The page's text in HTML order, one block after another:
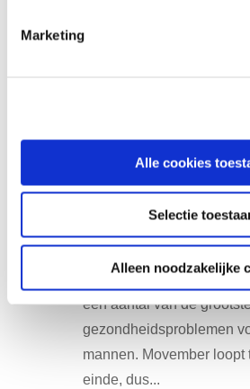
Marketing
Alle cookies
Selectie
Alleen noodzakelijke
Movember
By hannah SIRC |Huidverbetering
groeien om aandacht te
een aantal van de
gezondheidsproblemen
mannen. Movember loopt
einde, dus...